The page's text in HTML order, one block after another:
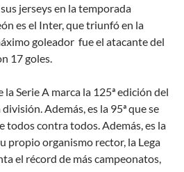
jerseys en la temporada
es el Inter, que triunfó en la
goleador fue el atacante del
17 goles.
Serie A marca la 125ª edición del
Además, es la 95ª que se
todos contra todos. Además, es la
propio organismo rector, la Lega
el récord de más campeonatos,